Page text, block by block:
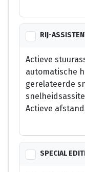
RIJ-
Actieve
automatische
gerelateerde
Actieve
SPECIAL